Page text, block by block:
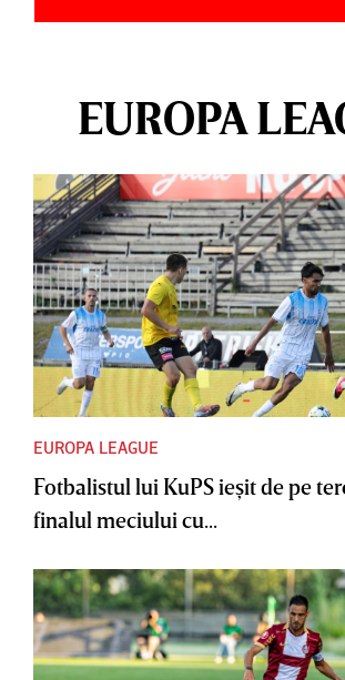
EUROPA
EUROPA LEAGUE
Fotbalistul lui KuPS ieşit de pe
finalul meciului cu...